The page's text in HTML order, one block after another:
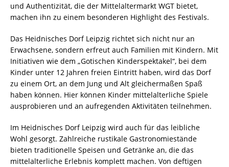
und Authentizität, die der Mittelaltermarkt WGT bietet,
machen ihn zu einem besonderen Highlight des Festivals.
Das Heidnisches Dorf Leipzig richtet sich nicht nur an
Erwachsene, sondern erfreut auch Familien mit Kindern. Mit
Initiativen wie dem „Gotischen Kinderspektakel“, bei dem
Kinder unter 12 Jahren freien Eintritt haben, wird das Dorf
zu einem Ort, an dem Jung und Alt gleichermaßen Spaß
haben können. Hier können Kinder mittelalterliche Spiele
ausprobieren und an aufregenden Aktivitäten teilnehmen.
Im Heidnisches Dorf Leipzig wird auch für das leibliche
Wohl gesorgt. Zahlreiche rustikale Gastronomiestände
bieten traditionelle Speisen und Getränke an, die das
mittelalterliche Erlebnis komplett machen. Von deftigen